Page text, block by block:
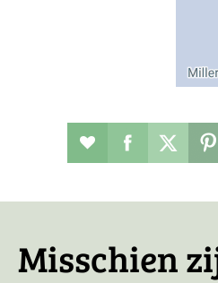
RestaurantDeel dit op
Misschien